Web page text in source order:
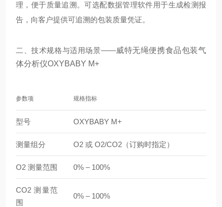
理，便于质量追溯。可选配数据管理软件用于生成检测报
告，向客户提供可追溯的包装质量凭证。
二、技术规格与适用场景——威特无绳便携食品包装气
体分析仪OXYBABY M+
参数项 规格指标
型号 OXYBABY M+
测量组分 O2 或 O2/CO2（订购时指定）
O2 测量范围 0% – 100%
CO2 测量范
围
0% – 100%